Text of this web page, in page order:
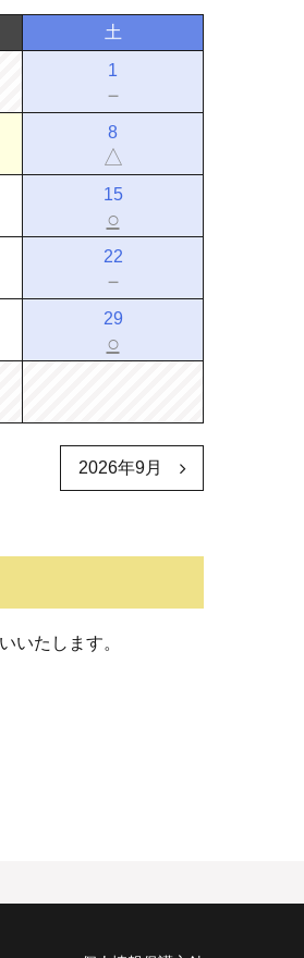
土
1
－
8
△
15
○
22
－
29
○
2026年9月
いたします。